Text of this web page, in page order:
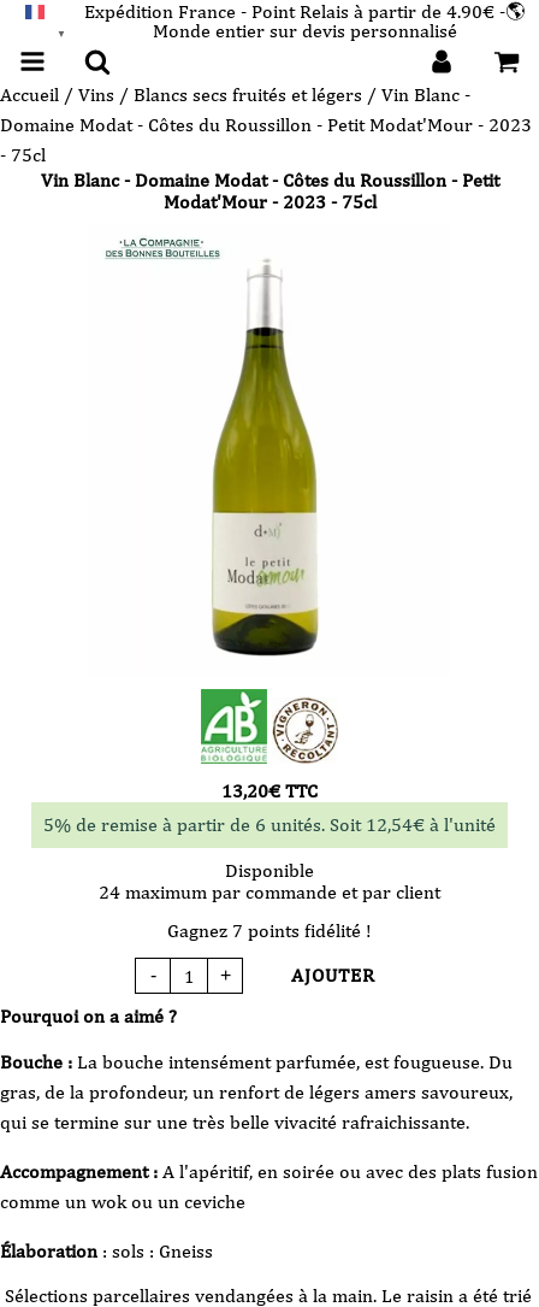
▼
Expédition France - Point Relais à partir de 4.90€ -🌎
Monde entier sur devis personnalisé
Accueil / Vins / Blancs secs fruités et légers / Vin Blanc -
Domaine Modat - Côtes du Roussillon - Petit Modat'Mour - 2023
- 75cl
Vin Blanc - Domaine Modat - Côtes du Roussillon - Petit
Modat'Mour - 2023 - 75cl
Pourquoi on a aimé ?
Bouche : La bouche intensément parfumée, est fougueuse. Du
gras, de la profondeur, un renfort de légers amers savoureux,
qui se termine sur une très belle vivacité rafraichissante.
Accompagnement : A l'apéritif, en soirée ou avec des plats fusion
comme un wok ou un ceviche
Élaboration : sols : Gneiss
Sélections parcellaires vendangées à la main. Le raisin a été trié
13,20€ TTC
5% de remise à partir de 6 unités. Soit 12,54€ à l'unité
Disponible
24 maximum par commande et par client
Gagnez 7 points fidélité !
-
quantité
de
Blanc
Modat
Côtes
du
Roussillon
-
Modat'Mour
-
-
+ AJOUTER